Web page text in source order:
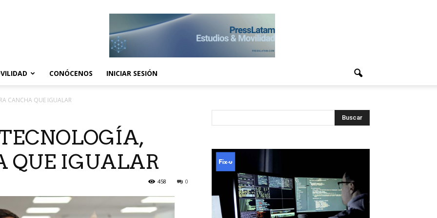
CONÓCENOS INICIAR SESIÓN
CANCHA QUE IGUALAR
QUE IGUALAR
0
458